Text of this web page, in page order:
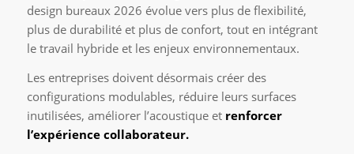
design bureaux 2026 évolue vers plus de flexibilité,
plus de durabilité et plus de confort, tout en intégrant
le travail hybride et les enjeux environnementaux.
Les entreprises doivent désormais créer des
configurations modulables, réduire leurs surfaces
inutilisées, améliorer l’acoustique et renforcer
l’expérience collaborateur.